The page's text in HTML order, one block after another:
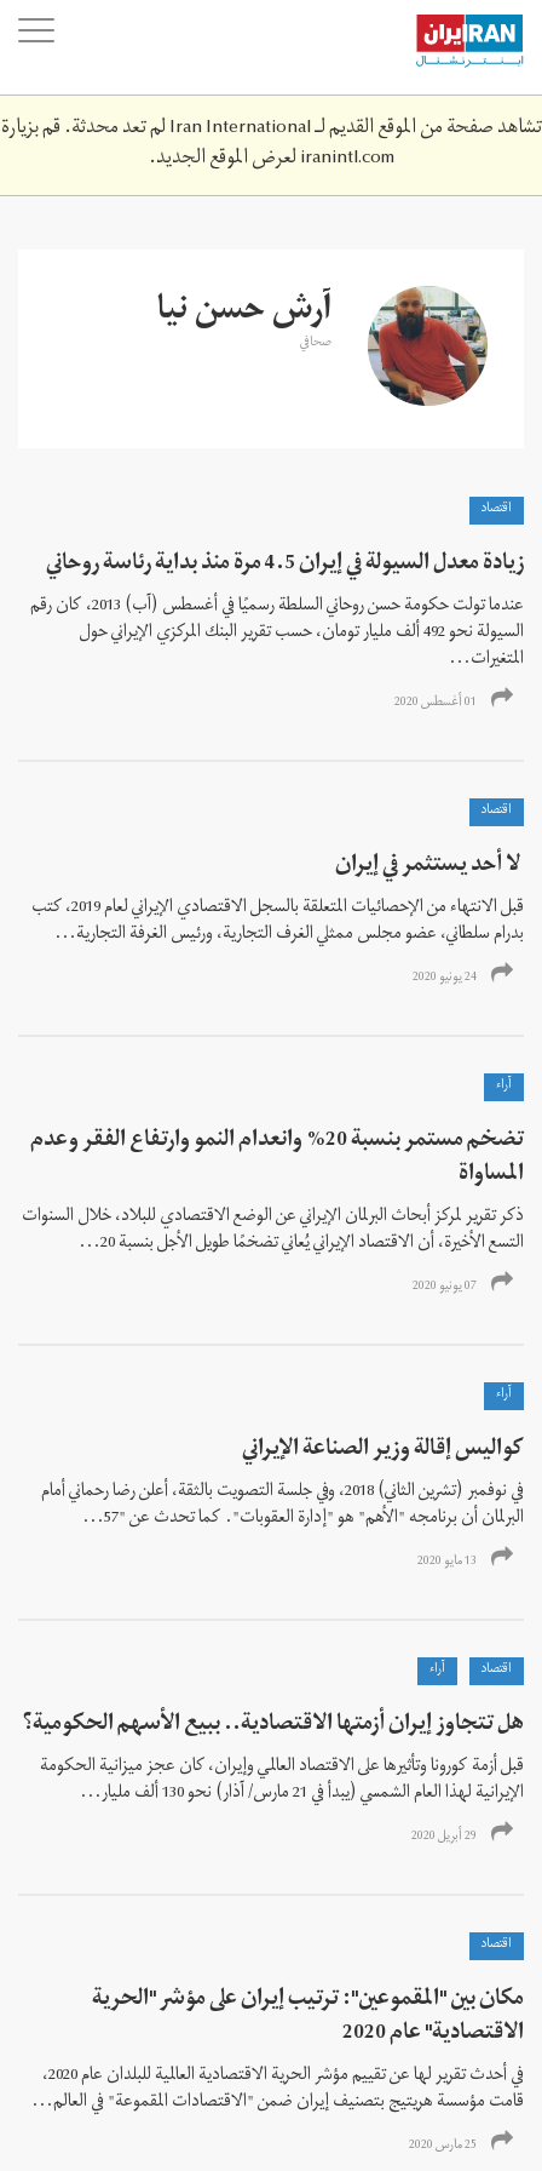
Skip
main
content
تشاهد صفحة من الموقع القديم لـ Iran International لم تعد محدثة. قم بزيارة
iranintl.comلعرض الموقع الجديد.
آرش حسن نيا
صحافي
اقتصاد
زيادة معدل السيولة في إيران 4.5 مرة منذ بداية رئاسة روحاني
عندما تولت حكومة حسن روحاني السلطة رسميًا في أغسطس (آب) 2013، كان رقم
السيولة نحو 492 ألف مليار تومان، حسب تقرير البنك المركزي الإيراني حول
المتغيرات...
01 أغسطس 2020
اقتصاد
لا أحد يستثمر في إيران
قبل الانتهاء من الإحصائيات المتعلقة بالسجل الاقتصادي الإيراني لعام 2019، کتب
بدرام سلطاني، عضو مجلس ممثلي الغرف التجارية، ورئيس الغرفة التجارية...
24 يونيو 2020
آراء
تضخم مستمر بنسبة 20% وانعدام النمو وارتفاع الفقر وعدم
المساواة
ذكر تقرير لمركز أبحاث البرلمان الإيراني عن الوضع الاقتصادي للبلاد، خلال السنوات
التسع الأخيرة، أن الاقتصاد الإيراني يُعاني تضخمًا طويل الأجل بنسبة 20...
07 يونيو 2020
آراء
كواليس إقالة وزير الصناعة الإيراني
في نوفمبر (تشرين الثاني) 2018، وفي جلسة التصويت بالثقة، أعلن رضا رحماني أمام
البرلمان أن برنامجه "الأهم" هو "إدارة العقوبات". كما تحدث عن "57...
13 مايو 2020
اقتصاد آراء
هل تتجاوز إيران أزمتها الاقتصادية.. ببيع الأسهم الحكومية؟
قبل أزمة كورونا وتأثيرها على الاقتصاد العالمي وإيران، کان عجز ميزانية الحكومة
الإيرانية لهذا العام الشمسي (يبدأ في 21 مارس/ آذار) نحو 130 ألف مليار...
29 أبريل 2020
اقتصاد
مكان بين "المقموعين": ترتيب إيران على مؤشر "الحرية
الاقتصادية" عام 2020
في أحدث تقرير لها عن تقييم مؤشر الحرية الاقتصادية العالمية للبلدان عام 2020،
قامت مؤسسة هریتیج بتصنيف إيران ضمن "الاقتصادات المقموعة" في العالم...
25 مارس 2020